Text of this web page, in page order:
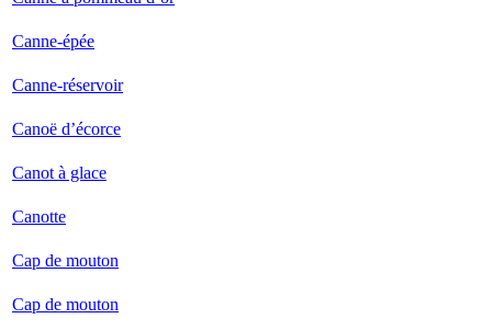
Canne-épée
Canne-réservoir
Canoë d’écorce
Canot à glace
Canotte
Cap de mouton
Cap de mouton